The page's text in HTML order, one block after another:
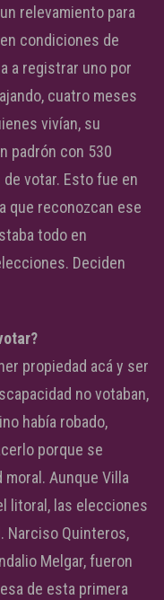
relevamiento para
condiciones de
a registrar uno por
cuatro meses
vivían, su
padrón con 530
votar. Esto fue en
que reconozcan ese
todo en
Deciden
propiedad acá y ser
no votaban,
había robado,
porque se
Aunque Villa
litoral, las elecciones
Narciso Quinteros,
Melgar, fueron
de esta primera